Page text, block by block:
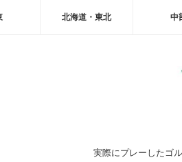
北海道・東北 中
実際にプレーしたゴ